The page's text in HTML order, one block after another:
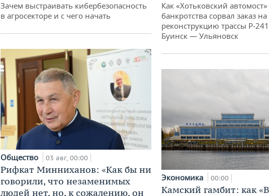
Зачем выстраивать кибербезопасность
в агросекторе и с чего начать
Общество 03 авг, 00:00
Рифкат Минниханов: «Как бы ни
говорили, что незаменимых
людей нет, но, к сожалению, он
Как «Хотьковский
банкротства сорвал заказ на
реконструкцию трассы
Буинск — Ульяновск
Экономика 00:00
Камский гамбит: как